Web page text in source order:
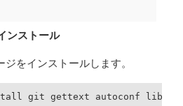
ンストール
をインストールします。
git gettext autoconf